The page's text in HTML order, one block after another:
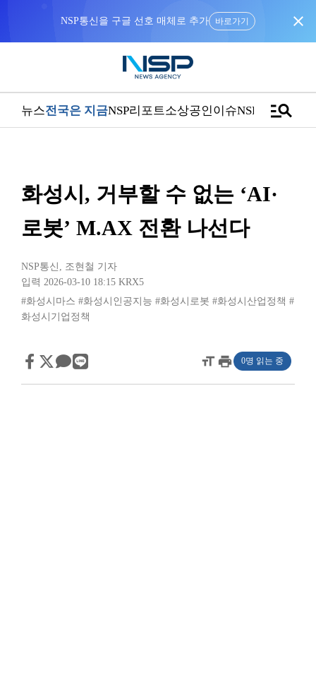
NSP통신을 구글 선호 매체로 추가 바로가기 close
뉴스전국은 지금NSP리포트소상공인이슈NSPTVmanage_search
화성시, 거부할 수 없는 ‘AI·
로봇’ M.AX 전환 나선다
NSP통신 , 조현철 기자
입력 2026-03-10 18:15 KRX5
#화성시마스 #화성시인공지능 #화성시로봇 #화성시산업정책 #
화성시기업정책
format_sizeprint 0명 읽는 중